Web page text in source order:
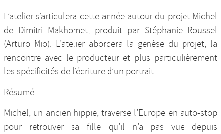
L’atelier s’articulera cette année autour du projet Michel
de Dimitri Makhomet, produit par Stéphanie Roussel
(Arturo Mio). L’atelier abordera la genèse du projet, la
rencontre avec le producteur et plus particulièrement
les spécificités de l’écriture d’un portrait.
Résumé :
Michel, un ancien hippie, traverse l’Europe en auto-stop
pour retrouver sa fille qu’il n’a pas vue depuis